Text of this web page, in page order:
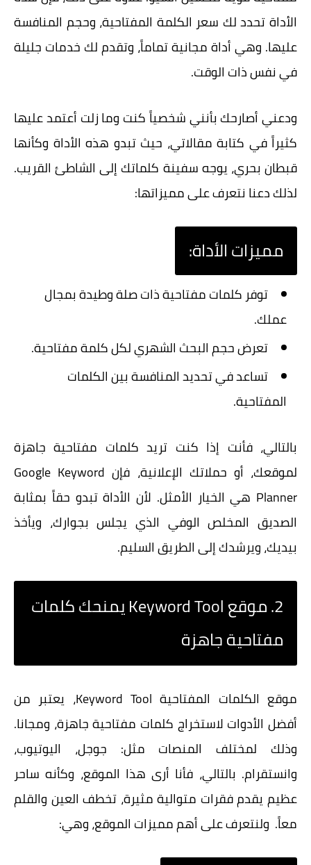
الأداة تحدد لك سعر الكلمة المفتاحية، وحجم المنافسة
عليها. وهي أداة مجانية تماماً، وتقدم لك خدمات جليلة
في نفس ذات الوقت.
ودعني أصارحك بأنني شخصياً كنت وما زلت أعتمد عليها
كثيراً في كتابة مقالاتي، حيث تبدو هذه الأداة وكأنها
قبطان بحري، يوجه سفينة كلماتك إلى الشاطئ القريب.
لذلك دعنا نتعرف على مميزاتها:
مميزات الأداة:
توفر كلمات مفتاحيةذات صلة وطيدة بمجال
عملك.
تعرض حجم البحث الشهري لكل كلمة مفتاحية.
تساعد في تحديد المنافسة بين الكلمات
المفتاحية.
بالتالي، فأنت إذا كنت تريد كلمات مفتاحية جاهزة
لموقعك، أو حملاتك الإعلانية، فإن Google Keyword
Planner هي الخيار الأمثل. لأن الأداة تبدو حقاً بمثابة
الصديق المخلص الوفي الذي يجلس بجوارك، ويأخذ
بيديك، ويرشدك إلى الطريق السليم.
2. موقع Keyword Tool يمنحك كلمات
مفتاحية جاهزة
موقع الكلمات المفتاحية
Keyword Tool، يعتبر من
أفضل الأدوات لاستخراج كلمات مفتاحية جاهزة، ومجانا.
وذلك لمختلف المنصات مثل: جوجل، اليوتيوب،
وانستقرام. بالتالي، فأنا أرى هذا الموقع، وكأنه ساحر
عظيم يقدم فقرات متوالية مثيرة، تخطف العين والقلم
معاً. ولنتعرف على أهم مميزات الموقع، وهي: